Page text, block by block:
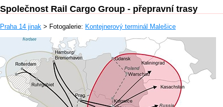
Společnost Rail Cargo Group - přepravní trasy
Praha 14 jinak > Fotogalerie: Kontejnerový terminál Malešice